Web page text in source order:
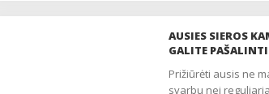
labai nenusimins
per greitai
atsitinka visada?
AUSIES SIEROS
GALITE
Prižiūrėti ausis ne mažiau
svarbu nei